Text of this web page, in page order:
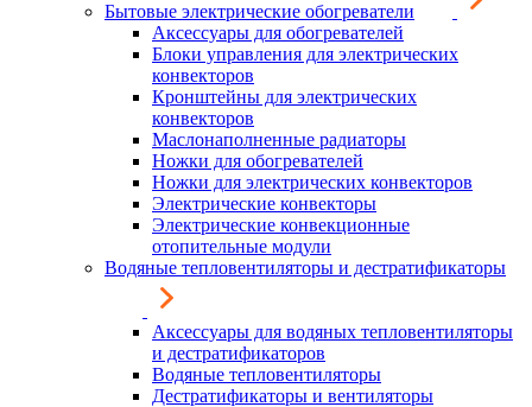
Бытовые электрические обогреватели
Аксессуары для обогревателей
Блоки управления для электрических
конвекторов
Кронштейны для электрических
конвекторов
Маслонаполненные радиаторы
Ножки для обогревателей
Ножки для электрических конвекторов
Электрические конвекторы
Электрические конвекционные
отопительные модули
Водяные тепловентиляторы и дестратификаторы
Аксессуары для водяных тепловентиляторы
и дестратификаторов
Водяные тепловентиляторы
Дестратификаторы и вентиляторы